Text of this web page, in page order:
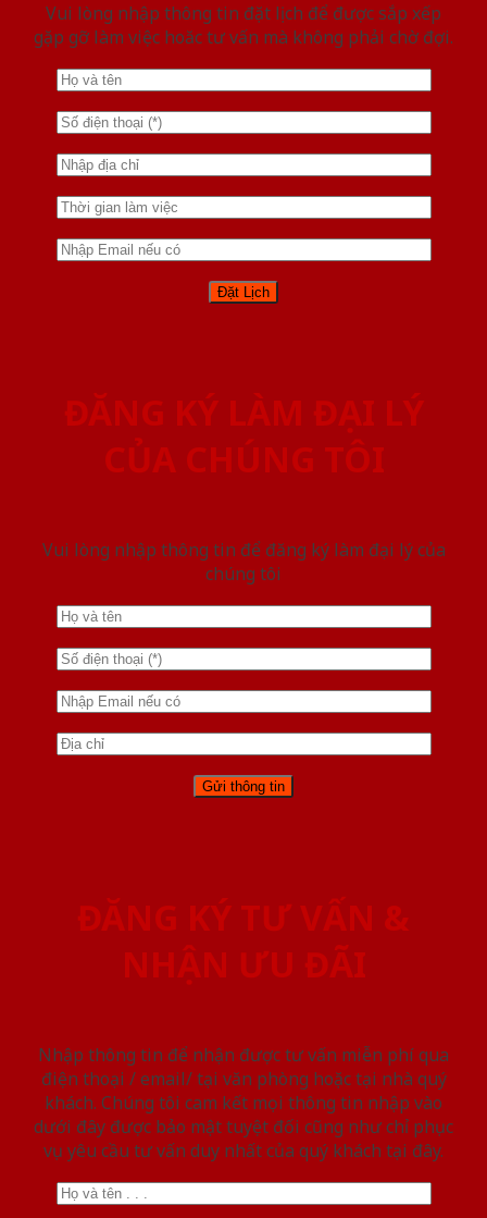
Vui lòng nhập thông tin đặt lịch để được sắp xếp
gặp gỡ làm việc hoăc tư vấn mà không phải chờ đợi.
ĐĂNG KÝ LÀM ĐẠI LÝ
CỦA CHÚNG TÔI
Vui lòng nhập thông tin để đăng ký làm đại lý của
chúng tôi
ĐĂNG KÝ TƯ VẤN &
NHẬN ƯU ĐÃI
Nhập thông tin để nhận được tư vấn miễn phí qua
điện thoại / email/ tại văn phòng hoặc tại nhà quý
khách. Chúng tôi cam kết mọi thông tin nhập vào
dưới đây được bảo mật tuyệt đối cũng như chỉ phục
vụ yêu cầu tư vấn duy nhất của quý khách tại đây.